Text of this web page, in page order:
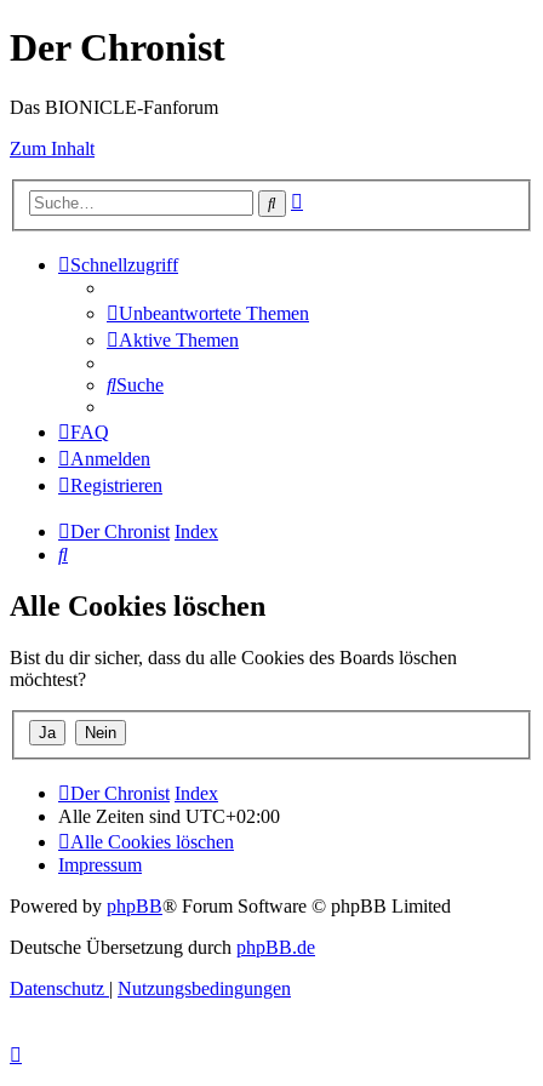
Der Chronist
Das BIONICLE-Fanforum
Zum Inhalt
Suche
Schnellzugriff
Unbeantwortete Themen
Aktive Themen
Suche
FAQ
Anmelden
Registrieren
Der Chronist Index
Suche
Alle Cookies löschen
Bist du dir sicher, dass du alle Cookies des Boards löschen
möchtest?
Der Chronist Index
Alle Zeiten sind UTC+02:00
Alle Cookies löschen
Impressum
Powered by phpBB® Forum Software © phpBB Limited
Deutsche Übersetzung durch phpBB.de
Datenschutz | Nutzungsbedingungen